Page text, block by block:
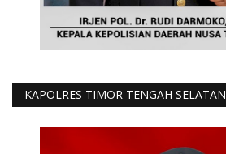
KAPOLRES TIMOR TENGAH SELATAN